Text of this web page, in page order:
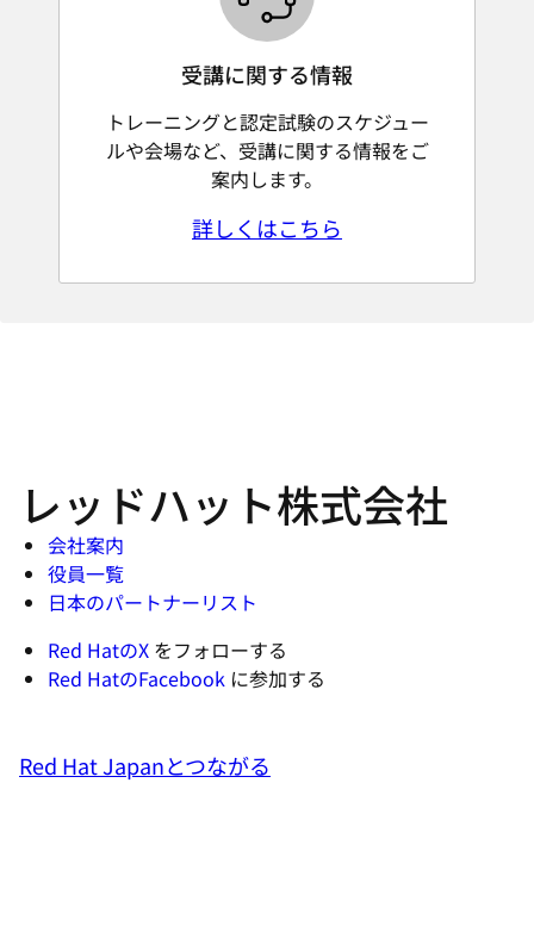
受講に関する情報
トレーニングと認定試験のスケジュー
ルや会場など、受講に関する情報をご
案内します。
詳しくはこちら
レッドハット株式会社
会社案内
役員一覧
日本のパートナーリスト
Red HatのX をフォローする
Red HatのFacebook に参加する
Red Hat Japanとつながる